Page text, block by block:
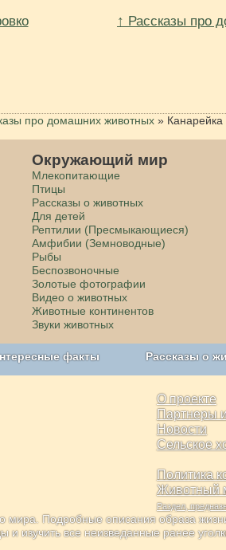
↑ Рассказы про
про домашних животных » Канарейка
Окружающий мир
Млекопитающие
Птицы
Рассказы о животных
Для детей
Рептилии (Пресмыкающиеся)
Амфибии (Земноводные)
Рыбы
Беспозвоночные
Золотые фотографии
Видео о животных
Животные континентов
Звуки животных
факты Рассказы о
О проекте
Партнеры
Новости
Сельское
Политика
Животный
Раздел,
мира. Подробные описания образа
изучить все неизведанные ранее